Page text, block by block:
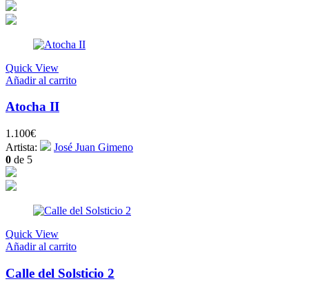
Quick View
Añadir al carrito
Atocha II
1.100€
Artista:
José Juan Gimeno
0 de 5
Quick View
Añadir al carrito
Calle del Solsticio 2